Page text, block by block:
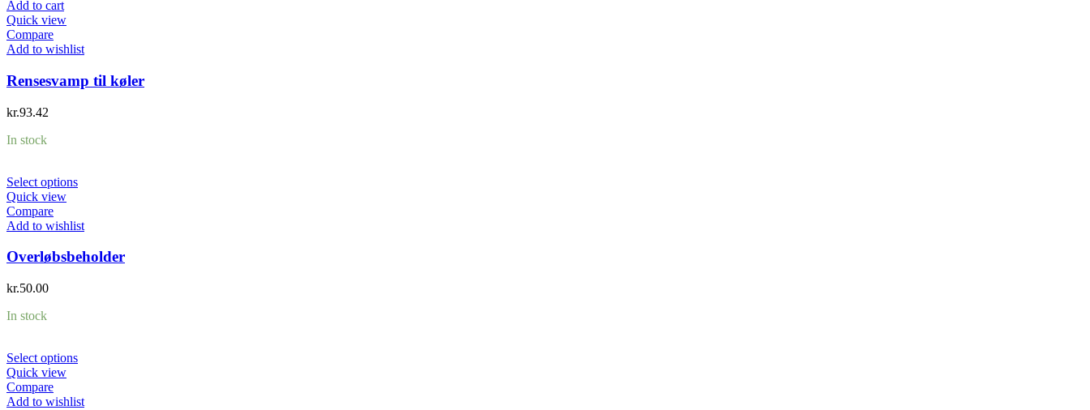
Add to cart
Quick view
Compare
Add to wishlist
Rensesvamp til køler
kr.93.42
In stock
Select options
Quick view
Compare
Add to wishlist
Overløbsbeholder
kr.50.00
In stock
Select options
Quick view
Compare
Add to wishlist